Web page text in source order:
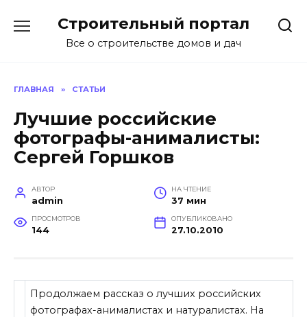
содержанию
Строительный портал
Все о строительстве домов и дач
ГЛАВНАЯ » СТАТЬИ
Лучшие российские
фотографы-анималисты:
Сергей Горшков
АВТОР
admin
НА ЧТЕНИЕ
37 мин
ПРОСМОТРОВ
144
ОПУБЛИКОВАНО
27.10.2010
Продолжаем рассказ о лучших российских
фотографах-анималистах и натуралистах. На